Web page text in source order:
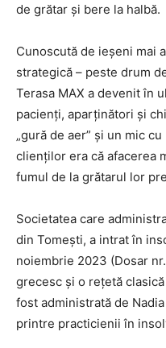
de grătar și bere la halbă.
Cunoscută de ieșeni mai
strategică – peste drum
Terasa MAX a devenit în
pacienți, aparținători și
„gură de aer” și un mic
clienților era că afacerea
fumul de la grătarul lor
Societatea care
din Tomești, a intrat în
noiembrie 2023 (Dosar
grecesc și o rețetă
fost administrată de
printre practicienii în